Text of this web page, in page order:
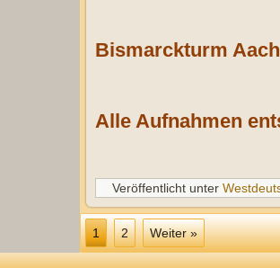
Bismarckturm
Alle Aufnahmen
Veröffentlicht unter
1 2 Weiter »